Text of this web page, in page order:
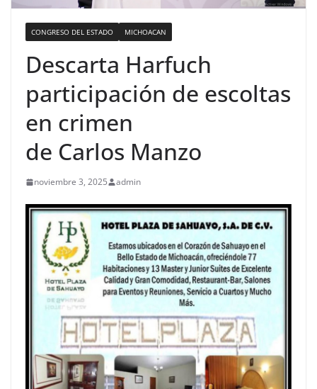
CONGRESO DEL ESTADO MICHOACAN
Descarta Harfuch
participación de escoltas
en crimen
de Carlos Manzo
noviembre 3, 2025 admin